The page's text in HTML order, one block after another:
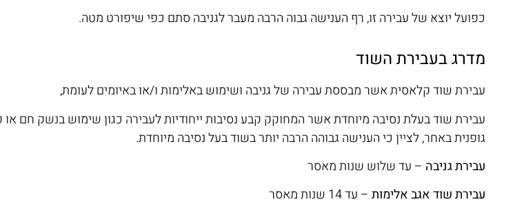
כפועל יוצא של עבירה זו, רף הענישה גבוה הרבה מעבר לגניבה סתם כפי שיפורט מטה.
מדרג בעבירת השוד
עבירת שוד קלאסית אשר מבססת עבירה של גניבה ושימוש באלימות ו/או באיומים לעומת,
עבירת שוד בעלת נסיבה מיוחדת אשר המחוקק קבע נסיבות ייחודיות לעבירה כגון שימוש בנשק חם
גופנית באחר, לציין כי הענישה גבוהה הרבה יותר בשוד בעל נסיבה מיוחדת.
עבירת גניבה – עד שלוש שנות מאסר
עבירת שוד אגב אלימות – עד 14 שנות מאסר